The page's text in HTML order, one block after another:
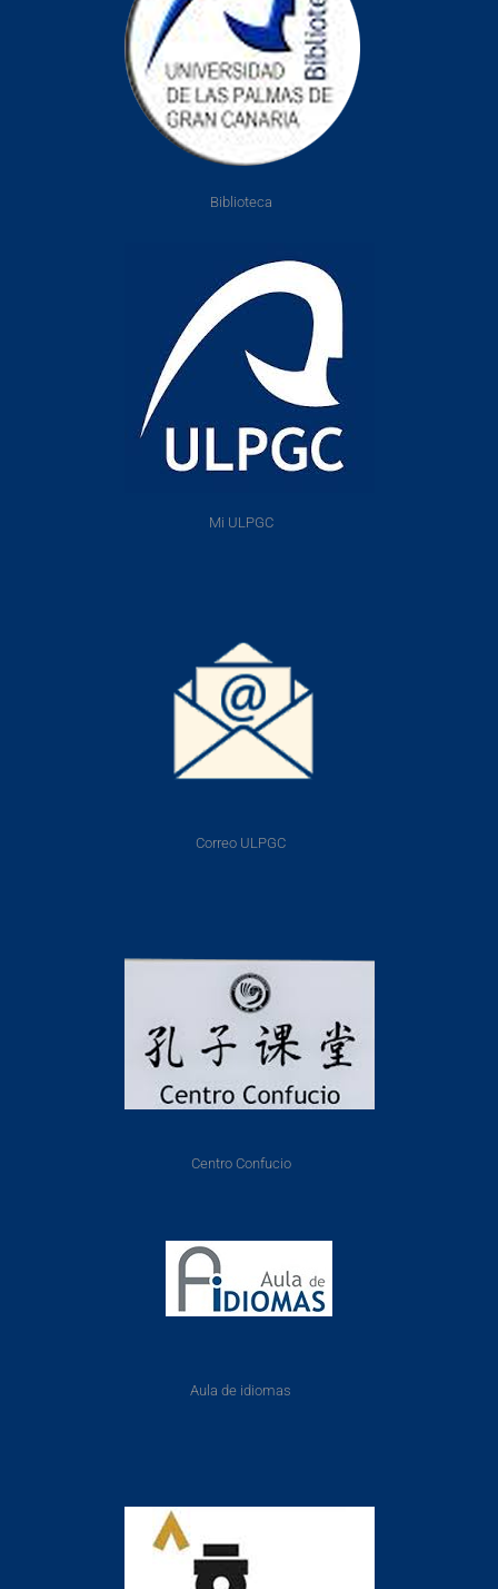
Biblioteca
Mi ULPGC
Correo ULPGC
Centro Confucio
Aula de idiomas